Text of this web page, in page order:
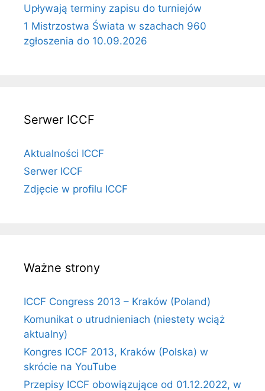
Upływają terminy zapisu do turniejów
1 Mistrzostwa Świata w szachach 960
zgłoszenia do 10.09.2026
Serwer ICCF
Aktualności ICCF
Serwer ICCF
Zdjęcie w profilu ICCF
Ważne strony
ICCF Congress 2013 – Kraków (Poland)
Komunikat o utrudnieniach (niestety wciąż
aktualny)
Kongres ICCF 2013, Kraków (Polska) w
skrócie na YouTube
Przepisy ICCF obowiązujące od 01.12.2022, w